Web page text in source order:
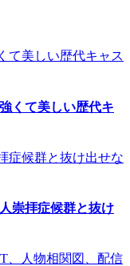
くて美しい歴代キ
崇拝症候群と抜け